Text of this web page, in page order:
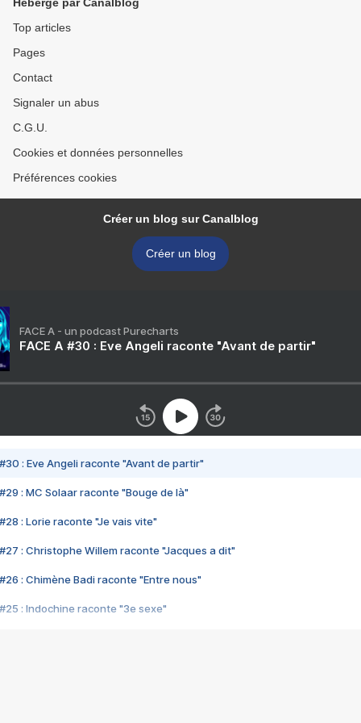
Top articles
Pages
Contact
Signaler un abus
C.G.U.
Cookies et données personnelles
Préférences cookies
Créer un blog sur Canalblog
Créer un blog
FACE A - un podcast Purecharts
FACE A #30 : Eve Angeli raconte "Avant de partir"
#30 : Eve Angeli raconte "Avant de partir"
#29 : MC Solaar raconte "Bouge de là"
#28 : Lorie raconte "Je vais vite"
#27 : Christophe Willem raconte "Jacques a dit"
#26 : Chimène Badi raconte "Entre nous"
#25 : Indochine raconte "3e sexe"